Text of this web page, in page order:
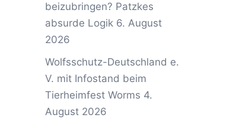
beizubringen? Patzkes
absurde Logik 6. August
2026
Wolfsschutz-Deutschland e.
V. mit Infostand beim
Tierheimfest Worms 4.
August 2026